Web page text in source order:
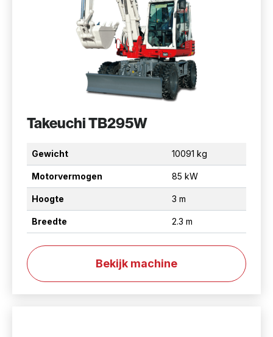
Takeuchi TB295W
Gewicht 10091 kg
Motorvermogen 85 kW
Hoogte 3 m
Breedte 2.3 m
Bekijk machine